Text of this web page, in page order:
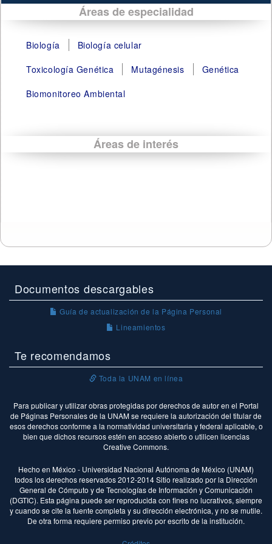
Áreas de especialidad
Biología
Biología celular
Toxicología Genética
Mutagénesis
Genética
Biomonitoreo Ambiental
Áreas de interés
Documentos descargables
Guía de actualización de la Página Personal
Lineamientos
Te recomendamos
Toda la UNAM en línea
Para publicar y utilizar obras protegidas por derechos de autor en el Portal
de Páginas Personales de la UNAM se requiere la autorización del titular de
esos derechos conforme a la normatividad universitaria y federal aplicable, o
bien que dichos recursos estén en acceso abierto o utilicen licencias
Creative Commons.
Hecho en México - Universidad Nacional Autónoma de México (UNAM)
todos los derechos reservados 2012-2014 Sitio realizado por la Dirección
General de Cómputo y de Tecnologías de Información y Comunicación
(DGTIC). Esta página puede ser reproducida con fines no lucrativos, siempre
y cuando se cite la fuente completa y su dirección electrónica, y no se mutile.
De otra forma requiere permiso previo por escrito de la institución.